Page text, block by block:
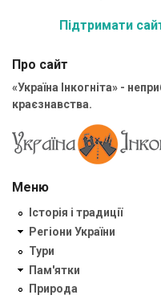
Підтримати
Про сайт
«Україна Інкогніта» -
краєзнавства.
Меню
Історія і традиції
Регіони України
Тури
Пам'ятки
Природа